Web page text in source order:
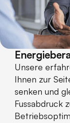
Unsere
Ihnen zur
senken und
Fussabdruck